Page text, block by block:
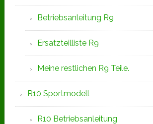
Betriebsanleitung R9
Ersatzteilliste R9
Meine restlichen R9 Teile.
R10 Sportmodell
R10 Betriebsanleitung